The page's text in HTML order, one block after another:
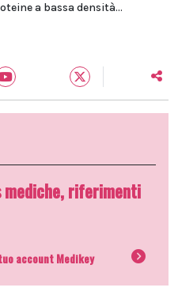
a bassa densità...
mediche, riferimenti
account Medikey